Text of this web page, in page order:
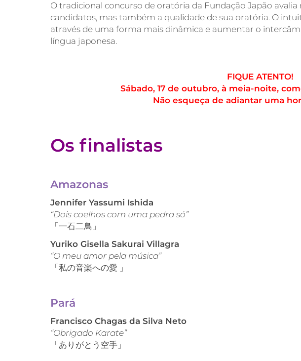
O tradicional concurso de oratória da Fundação Japão
candidatos, mas também a qualidade de sua oratória. O
através de uma forma mais dinâmica e aumentar o
língua japonesa.
FIQUE ATENTO!
Sábado, 17 de outubro, à meia-noite,
Não esqueça de adiantar uma
Os finalistas
Amazonas
Jennifer Yassumi Ishida
“Dois coelhos com uma pedra só”
「一石二鳥」
Yuriko Gisella Sakurai Villagra
“O meu amor pela música”
「私の音楽への愛 」
Pará
Francisco Chagas da Silva Neto
“Obrigado Karate”
「ありがとう空手」